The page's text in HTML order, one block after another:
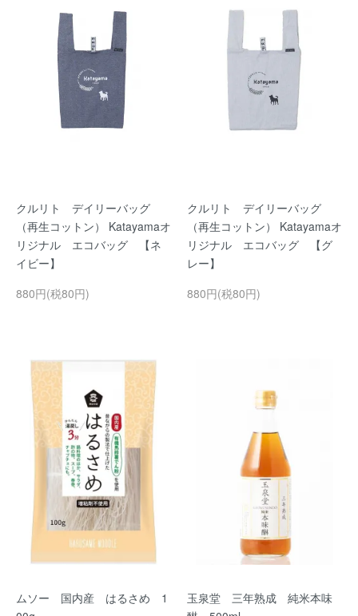
クルリト デイリーバッグ
（再生コットン） Katayamaオ
リジナル エコバッグ 【ネ
イビー】
880円(税80円)
クルリト デイリーバッグ
（再生コットン） Katayamaオ
リジナル エコバッグ 【グ
レー】
880円(税80円)
ムソー 国内産 はるさめ 1
玉泉堂 三年熟成 純米本味